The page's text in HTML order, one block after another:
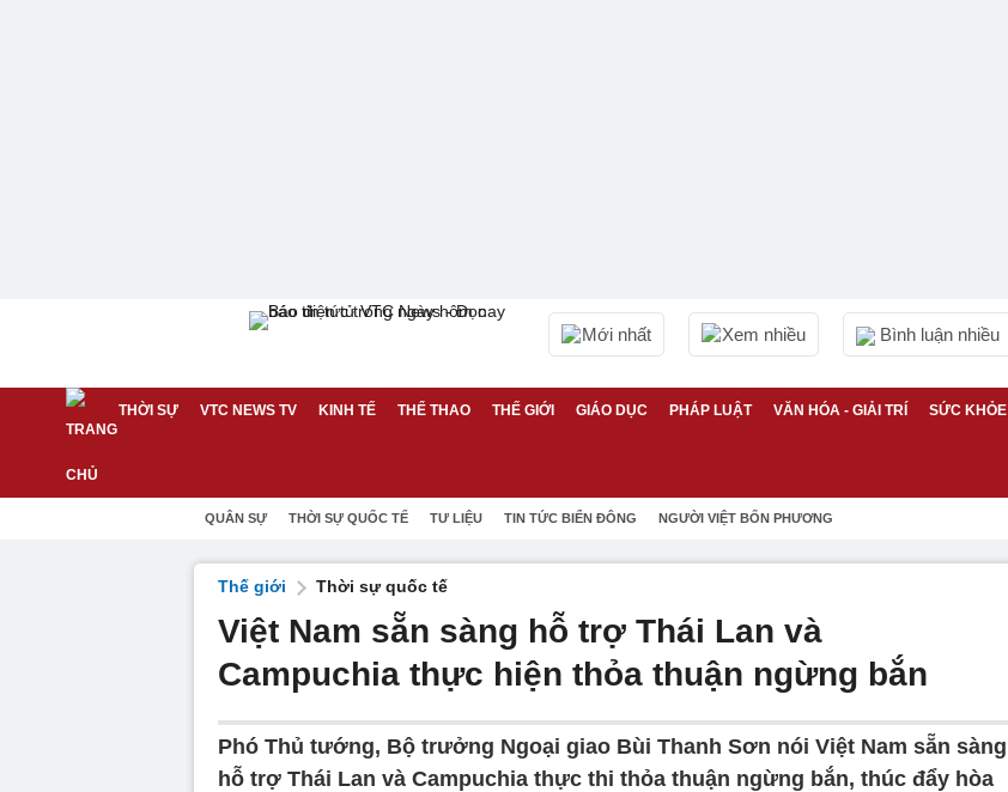
Mới nhất Xem nhiều Bình luận nhiều
THỜI SỰ VTC NEWS TV KINH TẾ THỂ THAO THẾ GIỚI GIÁO DỤC PHÁP LUẬT VĂN HÓA - GIẢI TRÍ SỨC KHỎE
QUÂN SỰ THỜI SỰ QUỐC TẾ TƯ LIỆU TIN TỨC BIỂN ĐÔNG NGƯỜI VIỆT BỐN PHƯƠNG
Thế giới Thời sự quốc tế
Việt Nam sẵn sàng hỗ trợ Thái Lan và
Campuchia thực hiện thỏa thuận ngừng bắn
Phó Thủ tướng, Bộ trưởng Ngoại giao Bùi Thanh Sơn nói Việt Nam sẵn sàng
hỗ trợ Thái Lan và Campuchia thực thi thỏa thuận ngừng bắn, thúc đẩy hòa